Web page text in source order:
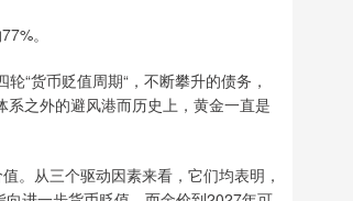
。
“货币贬值周期“，不断攀升的债务，
之外的避风港而历史上，黄金一直是
从三个驱动因素来看，它们均表明，